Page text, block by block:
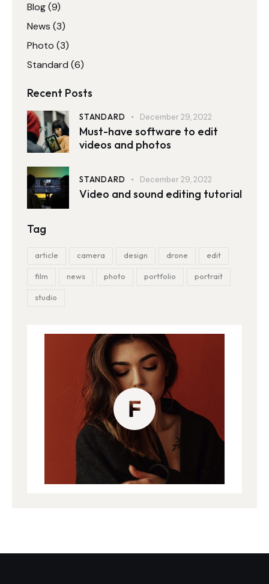
Blog(9)
News (3)
Photo (3)
Standard (6)
Recent Posts
STANDARD December 29, 2022
Must-have software to edit
videos and photos
STANDARD December 29, 2022
Video and sound editing tutorial
Tag
article camera design drone edit
film news photo portfolio portrait
studio